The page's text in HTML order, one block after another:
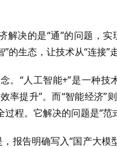
决的是“通”的问题，
生态，让技术从“连接”走
。“人工智能+”是一种
率提升”。而“智能经济”
程。它解决的问题是“范
报告明确写入“国产大模